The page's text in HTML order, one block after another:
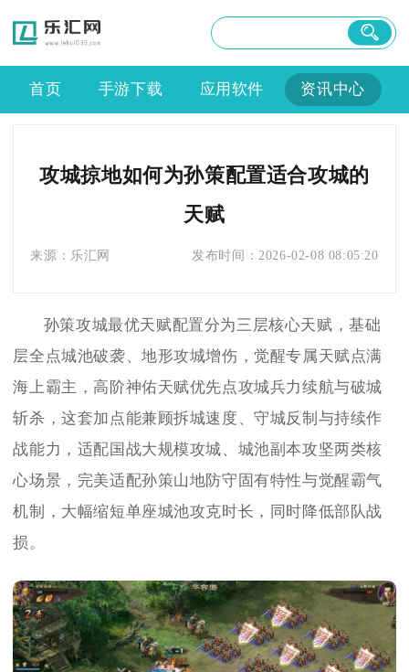
首页 手游下载 应用软件 资讯中心
攻城掠地如何为孙策配置适合攻城的
天赋
来源： 乐汇网 发布时间： 2026-02-08 08:05:20
孙策攻城最优天赋配置分为三层核心天赋，基础
层全点城池破袭、地形攻城增伤，觉醒专属天赋点满
海上霸主，高阶神佑天赋优先点攻城兵力续航与破城
斩杀，这套加点能兼顾拆城速度、守城反制与持续作
战能力，适配国战大规模攻城、城池副本攻坚两类核
心场景，完美适配孙策山地防守固有特性与觉醒霸气
机制，大幅缩短单座城池攻克时长，同时降低部队战
损。